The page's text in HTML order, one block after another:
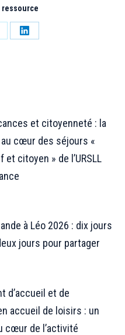
ressource
Partager
et citoyenneté : la
cœur des séjours «
citoyen » de l’URSLL
à Léo 2026 : dix jours
jours pour partager
d’accueil et de
accueil de loisirs : un
cœur de l’activité